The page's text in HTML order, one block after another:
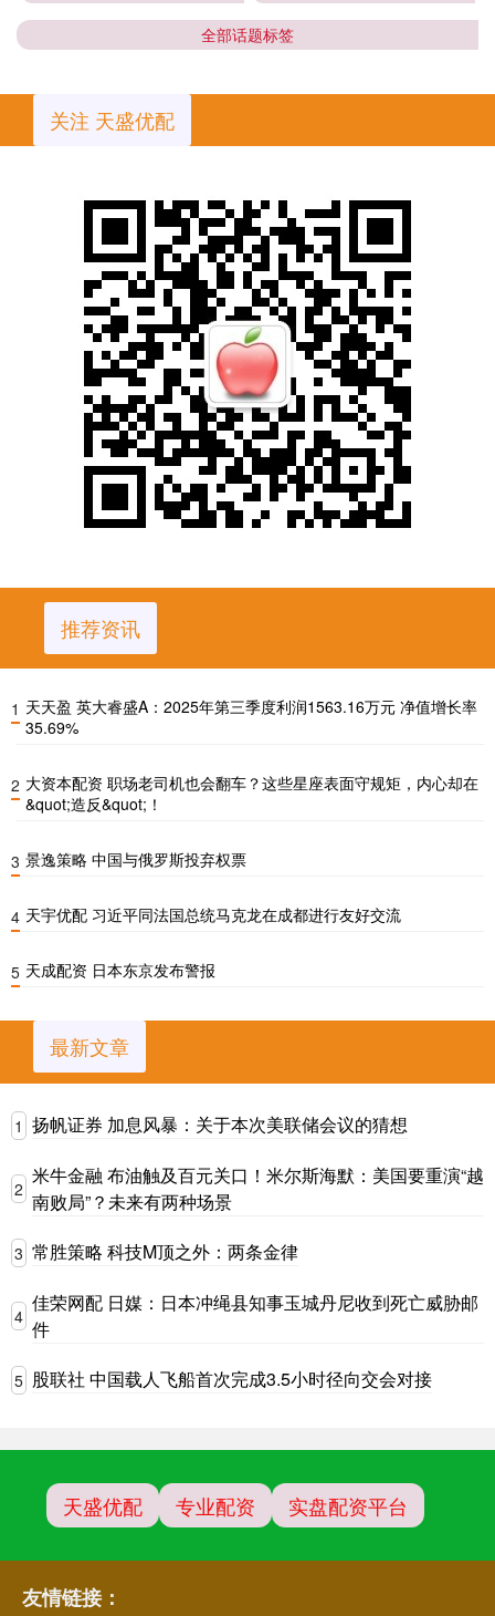
全部话题标签
关注 天盛优配
推荐资讯
1 天天盈 英大睿盛A：2025年第三季度利润1563.16万元 净值增长率
35.69%
2 大资本配资 职场老司机也会翻车？这些星座表面守规矩，内心却在
&quot;造反&quot;！
3 景逸策略 中国与俄罗斯投弃权票
4 天宇优配 习近平同法国总统马克龙在成都进行友好交流
5 天成配资 日本东京发布警报
最新文章
1 扬帆证券 加息风暴：关于本次美联储会议的猜想
2
米牛金融 布油触及百元关口！米尔斯海默：美国要重演“越
南败局”？未来有两种场景
3 常胜策略 科技M顶之外：两条金律
4
佳荣网配 日媒：日本冲绳县知事玉城丹尼收到死亡威胁邮
件
5 股联社 中国载人飞船首次完成3.5小时径向交会对接
天盛优配 专业配资 实盘配资平台
友情链接：